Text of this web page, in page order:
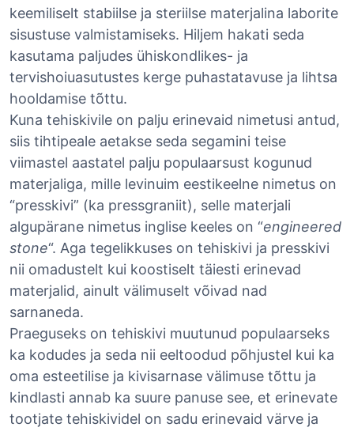
keemiliselt stabiilse ja steriilse materjalina laborite
sisustuse valmistamiseks. Hiljem hakati seda
kasutama paljudes ühiskondlikes- ja
tervishoiuasutustes kerge puhastatavuse ja lihtsa
hooldamise tõttu.
Kuna tehiskivile on palju erinevaid nimetusi antud,
siis tihtipeale aetakse seda segamini teise
viimastel aastatel palju populaarsust kogunud
materjaliga, mille levinuim eestikeelne nimetus on
“presskivi” (ka pressgraniit), selle materjali
algupärane nimetus inglise keeles on “engineered
stone“. Aga tegelikkuses on tehiskivi ja presskivi
nii omadustelt kui koostiselt täiesti erinevad
materjalid, ainult välimuselt võivad nad
sarnaneda.
Praeguseks on tehiskivi muutunud populaarseks
ka kodudes ja seda nii eeltoodud põhjustel kui ka
oma esteetilise ja kivisarnase välimuse tõttu ja
kindlasti annab ka suure panuse see, et erinevate
tootjate tehiskividel on sadu erinevaid värve ja